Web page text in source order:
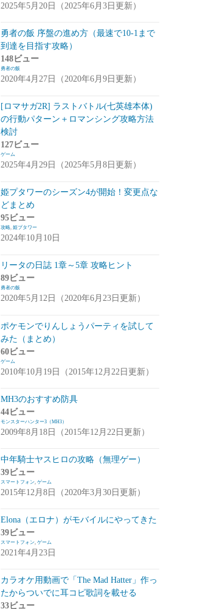
攻略(14)
雑談(14)
崩落のCARNEADES(ホウカル)(15)
Zold:Out~鍛冶屋の物語(ゾルカジ) (13)
攻略情報 (5)
雑談(7)
拡張少女系トライナリー(トライナリー)
勇者の飯 (14)
ボーダーブレイク
アスタータタリクス(アスタタ)
イベント事前情報(16)
攻略情報
サクライグノラムス(サクムス)(2)
アプデ・イベント情報
雑談(1)
メビウスファイナルファンタジー(メビウ
スFF) (157)
ジョブステータス
カオスの魔窟 (5)
テイルズウィーバー：SecondRun(TWSR)
(10)
雑談
2025年5月20日（2025年6月3日更新）
勇者の飯 序盤の進め方（最速で10-1まで
到達を目指す攻略）
148ビュー
勇者の飯
2020年4月27日（2020年6月9日更新）
[ロマサガ2R] ラストバトル(七英雄本体)
の行動パターン＋ロマンシング攻略方法
検討
127ビュー
ゲーム
2025年4月29日（2025年5月8日更新）
姫プタワーのシーズン4が開始！変更点な
どまとめ
95ビュー
攻略, 姫プタワー
2024年10月10日
リータの日誌 1章～5章 攻略ヒント
89ビュー
勇者の飯
2020年5月12日（2020年6月23日更新）
ポケモンでりんしょうパーティを試して
みた（まとめ）
60ビュー
ゲーム
2010年10月19日（2015年12月22日更新）
MH3のおすすめ防具
44ビュー
モンスターハンター3（MH3）
2009年8月18日（2015年12月22日更新）
中年騎士ヤスヒロの攻略（無理ゲー）
39ビュー
スマートフォン, ゲーム
2015年12月8日（2020年3月30日更新）
Elona（エロナ）がモバイルにやってきた
39ビュー
スマートフォン, ゲーム
2021年4月23日
カラオケ用動画で「The Mad Hatter」作っ
たからついでに耳コピ歌詞を載せる
33ビュー